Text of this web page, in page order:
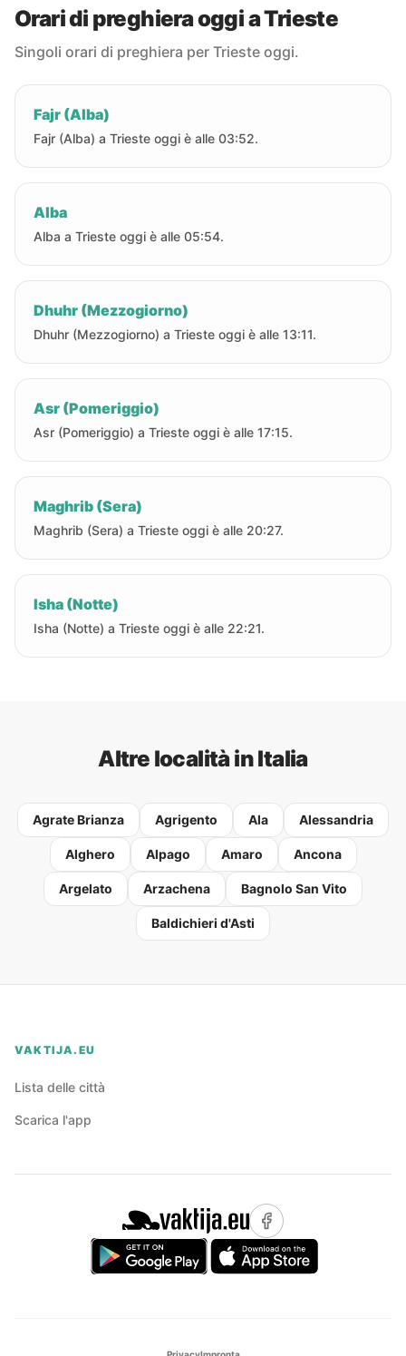
Orari di preghiera oggi a Trieste
Singoli orari di preghiera per Trieste oggi.
Fajr (Alba)
Fajr (Alba) a Trieste oggi è alle 03:52.
Alba
Alba a Trieste oggi è alle 05:54.
Dhuhr (Mezzogiorno)
Dhuhr (Mezzogiorno) a Trieste oggi è alle 13:11.
Asr (Pomeriggio)
Asr (Pomeriggio) a Trieste oggi è alle 17:15.
Maghrib (Sera)
Maghrib (Sera) a Trieste oggi è alle 20:27.
Isha (Notte)
Isha (Notte) a Trieste oggi è alle 22:21.
Altre località in Italia
Agrate Brianza Agrigento Ala Alessandria
Alghero Alpago Amaro Ancona
Argelato Arzachena Bagnolo San Vito
Baldichieri d'Asti
VAKTIJA.EU
Lista delle città
Scarica l'app